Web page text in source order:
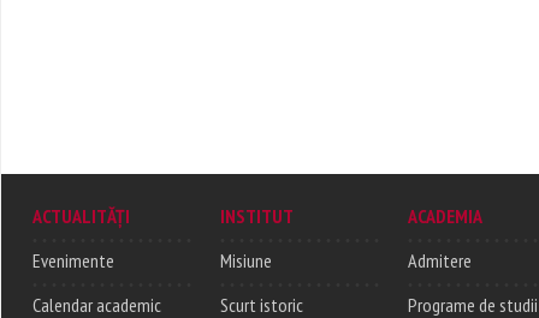
ACTUALITĂȚI
Evenimente
Calendar academic
INSTITUT
Misiune
Scurt istoric
ACADEMIA
Admitere
Programe de studii